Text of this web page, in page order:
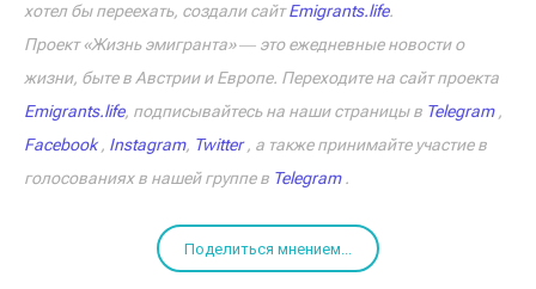
хотел бы переехать, создали сайтEmigrants.life.
Проект «Жизнь эмигранта» ― это ежедневные новости о
жизни, быте в Австрии и Европе. Переходите на сайт проекта
Emigrants.life, подписывайтесь на наши страницы в Telegram,
Facebook, Instagram, Twitter, а также принимайте участие в
голосованиях в нашей группе в Telegram.
Поделиться мнением...